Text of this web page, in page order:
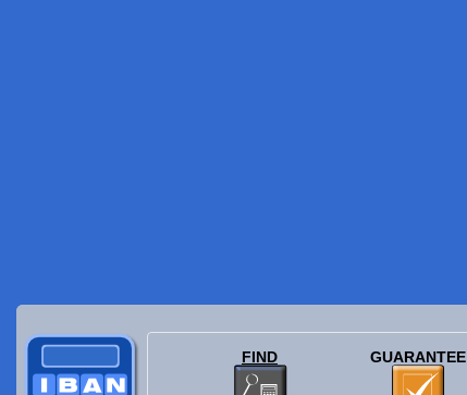
FIND GUARANTEE